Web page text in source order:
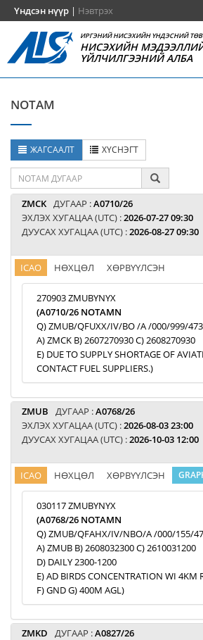
Үндсэн нүүр | Нэвтрэх
ИРГЭНИЙ НИСЭХИЙН ҮНДЭСНИЙ ТӨВ
НИСЭХИЙН
ҮЙЛЧИЛГЭЭНИЙ АЛБА
NOTAM
ЖАГСААЛТ ХҮСНЭГТ
ZMCK ДУГААР :A0710/26
ЭХЛЭХ ХУГАЦАА (UTC) :2026-07-27 09:30
ДУУСАХ ХУГАЦАА (UTC) :2026-08-27 09:30
ICAO НӨХЦӨЛ ХӨРВҮҮЛСЭН
270903 ZMUBYNYX
(A0710/26 NOTAMN
Q) ZMUB/QFUXX/IV/BO /A /000/999/
A) ZMCK B) 2607270930 C) 2608270930
E) DUE TO SUPPLY SHORTAGE OF
CONTACT FUEL SUPPLIERS.)
ZMUB ДУГААР :A0768/26
ЭХЛЭХ ХУГАЦАА (UTC) :2026-08-03 23:00
ДУУСАХ ХУГАЦАА (UTC) :2026-10-03 12:00
ICAO НӨХЦӨЛ ХӨРВҮҮЛСЭН
030117 ZMUBYNYX
(A0768/26 NOTAMN
Q) ZMUB/QFAHX/IV/NBO/A /000/155/
A) ZMUB B) 2608032300 C) 2610031200
D) DAILY 2300-1200
E) AD BIRDS CONCENTRATION WI
F) GND G) 400M AGL)
ZMKD ДУГААР :A0827/26